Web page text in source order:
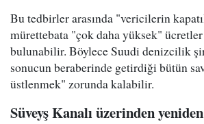
Bu tedbirler arasında "vericilerin
mürettebata "çok daha yüksek"
bulunabilir. Böylece Suudi denizcilik
sonucun beraberinde getirdiği bütün
üstlenmek" zorunda kalabilir.
Süveyş Kanalı üzerinden